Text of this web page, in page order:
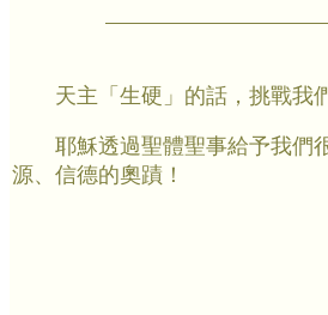
天主「生硬」的話，挑戰我
耶穌透過聖體聖事給予我們
源、信德的奧蹟！